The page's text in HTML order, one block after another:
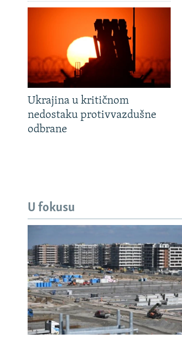
Ukrajina u kritičnom
nedostaku protivvazdušne
odbrane
U fokusu